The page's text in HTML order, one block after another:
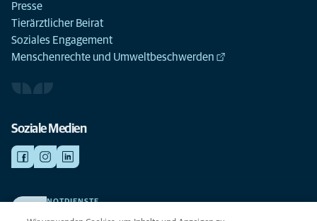
Presse
Tierärztlicher Beirat
Soziales Engagement
Menschenrechte und Umweltbeschwerden
Soziale Medien
NOTDIENSTE